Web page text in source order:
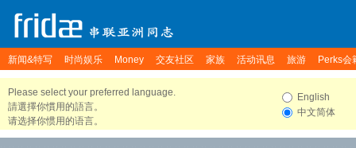
新闻&特写 时尚娱乐 Money 交友社区 家族 活动讯息 旅游 Perks会
Please select your preferred language.
請選擇你慣用的語言。
请选择你惯用的语言。
English
中文简体